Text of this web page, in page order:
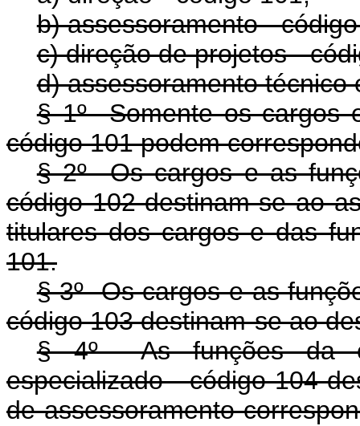
b) assessoramento -
c) direção de projetos -
d) assessoramento técnico
§ 1º Somente os cargos
código 101 podem
§ 2º Os cargos e as
código 102 destinam-se ao
titulares dos cargos e das
101.
§ 3º Os cargos e as
código 103 destinam-se ao
§ 4º As funções da
especializado - código 104
de assessoramento